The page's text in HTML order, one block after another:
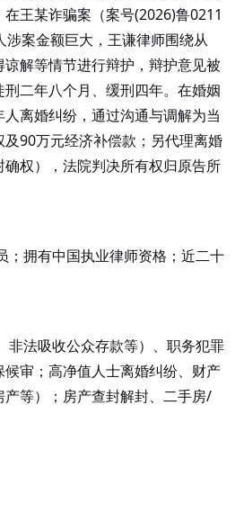
王某诈骗案（案号(2026)鲁0211
涉案金额巨大，王谦律师围绕从
解等情节进行辩护，辩护意见被
二年八个月、缓刑四年。在婚姻
离婚纠纷，通过沟通与调解为当
90万元经济补偿款；另代理离婚
权），法院判决所有权归原告所
；拥有中国执业律师资格；近二十
非法吸收公众存款等）、职务犯罪
审；高净值人士离婚纠纷、财产
等）；房产查封解封、二手房/